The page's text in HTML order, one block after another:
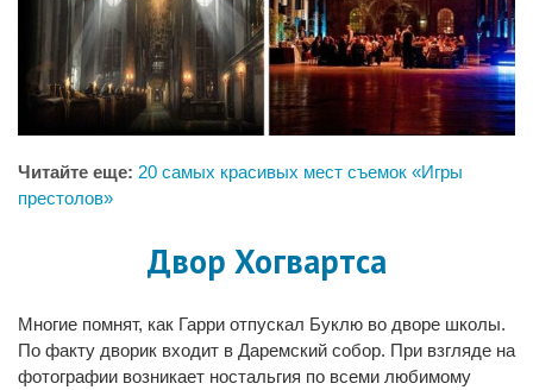
Читайте еще: 20 самых красивых мест съемок «Игры
престолов»
Двор Хогвартса
Многие помнят, как Гарри отпускал Буклю во дворе школы.
По факту дворик входит в Даремский собор. При взгляде на
фотографии возникает ностальгия по всеми любимому